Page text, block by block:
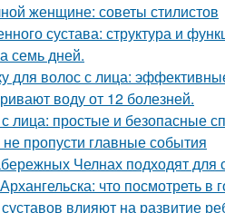
женщине: советы стилистов
сустава: структура и
семь дней.
для волос с лица:
воду от 12 болезней.
лица: простые и безопасные
пропусти главные события
Челнах подходят для
что посмотреть в
влияют на развитие